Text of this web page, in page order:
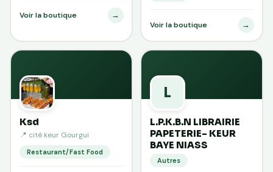
Voir la boutique →
Voir la boutique →
Ksd
📍 cité keur Gourgui
Restaurant/Fast Food
L
L.P.K.B.N LIBRAIRIE
PAPETERIE- KEUR
BAYE NIASS
Autres